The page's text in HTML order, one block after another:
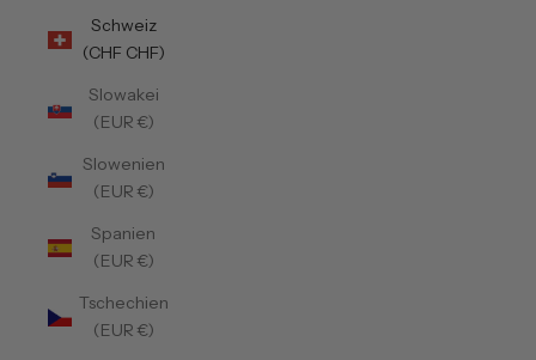
Schweiz
(CHF CHF)
Slowakei
(EUR €)
Slowenien
(EUR €)
Spanien
(EUR €)
Tschechien
(EUR €)